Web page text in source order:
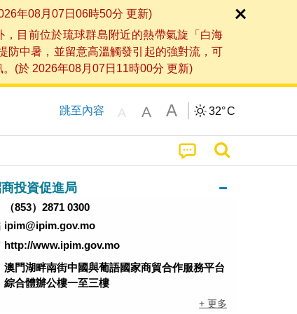
年08月07日06時50分 更新)
目前位於琉球群島附近的熱帶氣旋「白海
防中暑，並留意高溫觸發引起的強對流，可
(於 2026年08月07日11時00分 更新)
跳至內容 A A A 32°C
投資促進局
（853）2871 0300
ipim@ipim.gov.mo
http://www.ipim.gov.mo
澳門湖畔南街中國與葡語國家商貿合作服務平台
綜合體辦公樓一至三樓
+ 更多